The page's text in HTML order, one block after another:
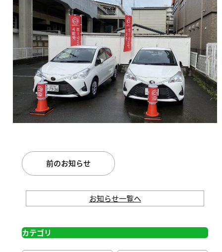
前のお知らせ
お知らせ一覧へ
カテゴリ